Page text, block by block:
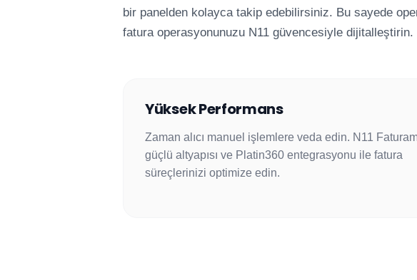
bir panelden kolayca takip edebilirsiniz. Bu sayede
fatura operasyonunuzu N11 güvencesiyle dijitalleştirin.
Yüksek Performans
Zaman alıcı manuel işlemlere veda edin. N11
güçlü altyapısı ve Platin360 entegrasyonu ile fatura
süreçlerinizi optimize edin.